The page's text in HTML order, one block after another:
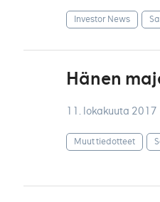
Investor News
Hänen
11. lokakuuta 2017
Muut tiedotteet